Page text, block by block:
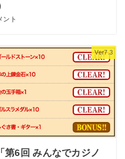
ント
Ver7.3
第6回 みんなでカジノ